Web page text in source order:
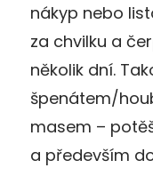
nákyp nebo
za chvilku a
několik dní.
špenátem/
masem –
a především